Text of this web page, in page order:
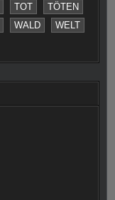
TOT
TÖTEN
WALD
WELT